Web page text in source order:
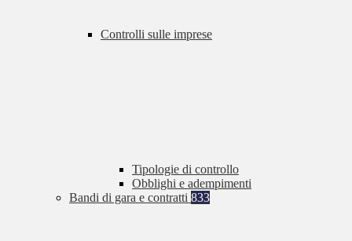
Controlli sulle imprese
Tipologie di controllo
Obblighi e adempimenti
Bandi di gara e contratti 833